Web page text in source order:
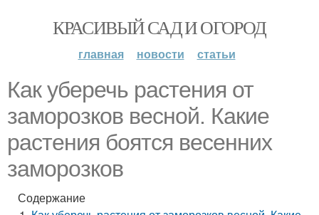
КРАСИВЫЙ САД И ОГОРОД
главная новости статьи
Как уберечь растения от
заморозков весной. Какие
растения боятся весенних
заморозков
Содержание